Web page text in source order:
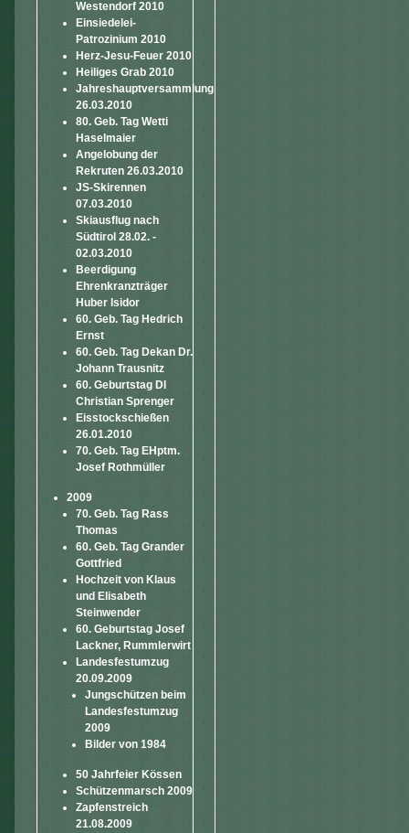
Westendorf 2010
Einsiedelei-
Patrozinium 2010
Herz-Jesu-Feuer 2010
Heiliges Grab 2010
Jahreshauptversammlung
26.03.2010
80. Geb. Tag Wetti
Haselmaier
Angelobung der
Rekruten 26.03.2010
JS-Skirennen
07.03.2010
Skiausflug nach
Südtirol 28.02. -
02.03.2010
Beerdigung
Ehrenkranzträger
Huber Isidor
60. Geb. Tag Hedrich
Ernst
60. Geb. Tag Dekan Dr.
Johann Trausnitz
60. Geburtstag DI
Christian Sprenger
Eisstockschießen
26.01.2010
70. Geb. Tag EHptm.
Josef Rothmüller
2009
70. Geb. Tag Rass
Thomas
60. Geb. Tag Grander
Gottfried
Hochzeit von Klaus
und Elisabeth
Steinwender
60. Geburtstag Josef
Lackner, Rummlerwirt
Landesfestumzug
20.09.2009
Jungschützen beim
Landesfestumzug
2009
Bilder von 1984
50 Jahrfeier Kössen
Schützenmarsch 2009
Zapfenstreich
21.08.2009